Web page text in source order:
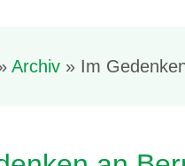
Archiv » Im